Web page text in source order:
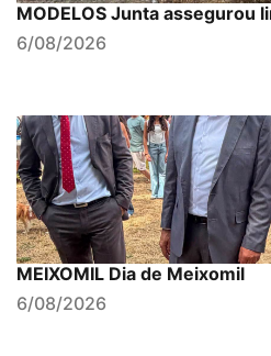
MODELOS Junta assegurou
6/08/2026
MEIXOMIL Dia de Meixomil
6/08/2026